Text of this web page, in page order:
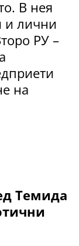
В нея
и лични
РУ –
на
Темида